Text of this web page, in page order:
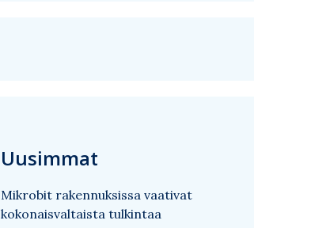
Uusimmat
Mikrobit rakennuksissa vaativat
kokonaisvaltaista tulkintaa